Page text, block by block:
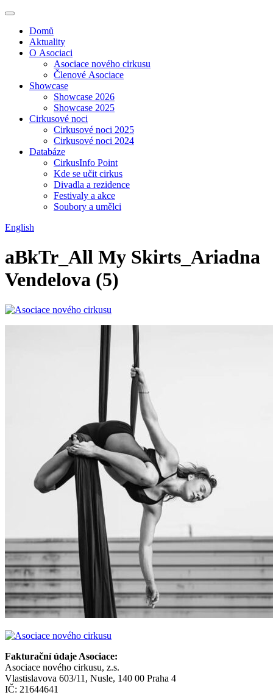
Domů
Aktuality
O Asociaci
Asociace nového cirkusu
Členové Asociace
Showcase
Showcase 2026
Showcase 2025
Cirkusové noci
Cirkusové noci 2025
Cirkusové noci 2024
Databáze
CirkusInfo Point
Kde se učit cirkus
Divadla a rezidence
Festivaly a akce
Soubory a umělci
English
aBkTr_All My Skirts_Ariadna
Vendelova (5)
Fakturační údaje Asociace:
Asociace nového cirkusu, z.s.
Vlastislavova 603/11, Nusle, 140 00 Praha 4
IČ: 21644641